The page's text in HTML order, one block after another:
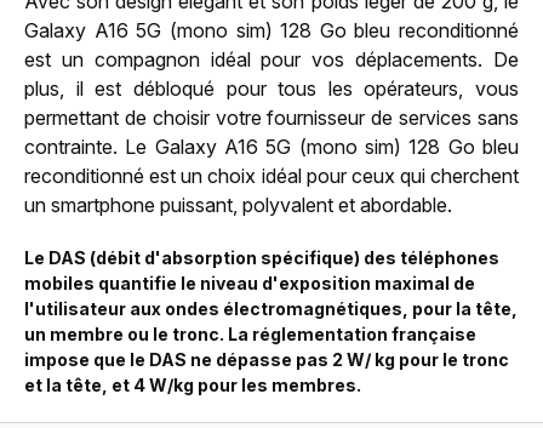
Galaxy A16 5G (mono sim) 128 Go bleu reconditionné
est un compagnon idéal pour vos déplacements. De
plus, il est débloqué pour tous les opérateurs, vous
permettant de choisir votre fournisseur de services sans
contrainte. Le Galaxy A16 5G (mono sim) 128 Go bleu
reconditionné est un choix idéal pour ceux qui cherchent
un smartphone puissant, polyvalent et abordable.
Le DAS (débit d'absorption spécifique) des téléphones
mobiles quantifie le niveau d'exposition maximal de
l'utilisateur aux ondes électromagnétiques, pour la tête,
un membre ou le tronc. La réglementation française
impose que le DAS ne dépasse pas 2 W/ kg pour le tronc
et la tête, et 4 W/kg pour les membres.